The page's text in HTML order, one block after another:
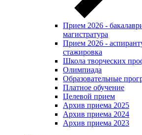
Прием 2026 -
магистратура
Прием 2026 -
стажировка
Школа творческих
Олимпиада
Образовательные
Платное обучение
Целевой прием
Архив приема 2025
Архив приема 2024
Архив приема 2023